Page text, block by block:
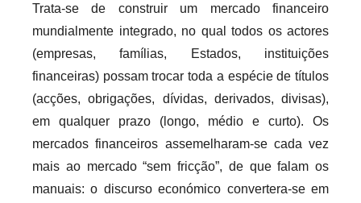
Trata-se de construir um mercado financeiro
mundialmente integrado, no qual todos os actores
(empresas, famílias, Estados, instituições
financeiras) possam trocar toda a espécie de títulos
(acções, obrigações, dívidas, derivados, divisas),
em qualquer prazo (longo, médio e curto). Os
mercados financeiros assemelharam-se cada vez
mais ao mercado “sem fricção”, de que falam os
manuais: o discurso económico convertera-se em